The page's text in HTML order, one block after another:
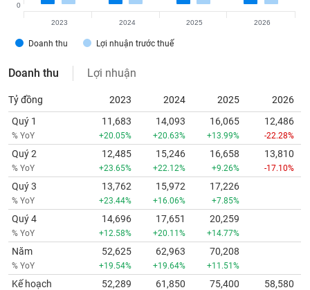
Doanh thu Lợi nhuận trước thuế
0
2023 2024 2025 2026
Doanh thu Lợi nhuận
Tỷ đồng 2023 2024 2025
2026
Quý 1
% YoY
11,683
+20.05%
14,093
+20.63%
16,065
+13.99%
12,486
-22.28%
Quý 2
% YoY
12,485
+23.65%
15,246
+22.12%
16,658
+9.26%
13,810
-17.10%
Quý 3
% YoY
13,762
+23.44%
15,972
+16.06%
17,226
+7.85%
Quý 4
% YoY
14,696
+12.58%
17,651
+20.11%
20,259
+14.77%
Năm
% YoY
52,625
+19.54%
62,963
+19.64%
70,208
+11.51%
Kế hoạch 52,289 61,850 75,400 58,580